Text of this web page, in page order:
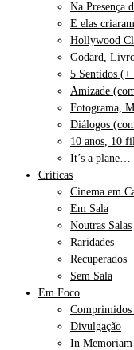
Na Presença
E elas
Hollywood
Godard,
5 Sentidos (+
Amizade
Fotograma,
Diálogos
10 anos, 10
It’s a plane…
Críticas
Cinema em
Em Sala
Noutras Salas
Raridades
Recuperados
Sem Sala
Em Foco
Divulgação
In Memoriam